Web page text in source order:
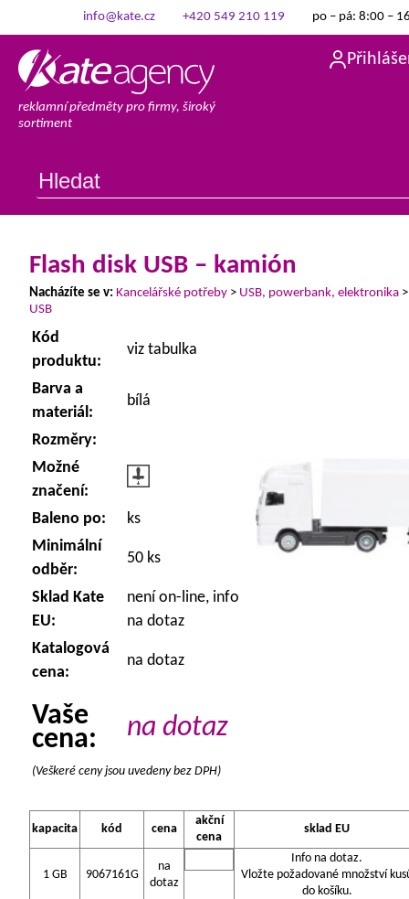
info@kate.cz +420 549 210 119 po – pá: 8:00 –
reklamní předměty pro firmy, široký
sortiment
Flash disk USB – kamión
Nacházíte se v: Kancelářské potřeby > USB, powerbank, elektronika
USB
Kód
produktu:
viz tabulka
Barva a
materiál:
bílá
Rozměry:
Možné
značení:
Baleno po:
ks
Minimální
odběr:
50 ks
Sklad Kate
EU:
není on-line, info
na dotaz
Katalogová
cena:
na dotaz
Vaše
cena:
na dotaz
(Veškeré ceny jsou uvedeny bez DPH)
kapacita kód cena
akční
cena
sklad EU
1 GB 9067161G
na
dotaz
Info na dotaz.
Vložte požadované množství
do košíku.